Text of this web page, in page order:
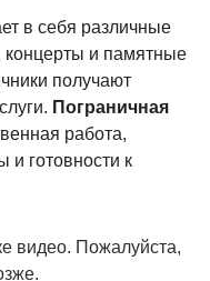
в себя различные
концерты и памятные
получают
Пограничная
работа,
готовности к
видео. Пожалуйста,